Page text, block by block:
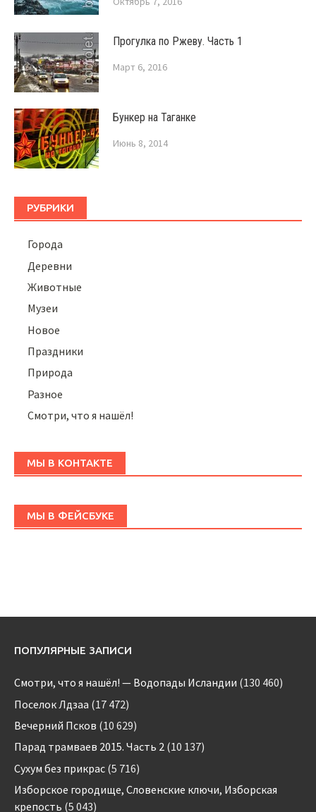
Прогулка по Ржеву. Часть 1
Март 6, 2016
Бункер на Таганке
Июнь 8, 2014
РУБРИКИ
Города
Деревни
Животные
Музеи
Новое
Праздники
Природа
Разное
Смотри, что я нашёл!
МЫ В КОНТАКТЕ
МЫ В ФЕЙСБУКЕ
ПОПУЛЯРНЫЕ ЗАПИСИ
Смотри, что я нашёл! — Водопады Исландии (130 460)
Поселок Лдзаа (17 472)
Вечерний Псков (10 629)
Парад трамваев 2015. Часть 2 (10 137)
Сухум без прикрас (5 716)
Изборское городище, Словенские ключи, Изборская
крепость (5 043)